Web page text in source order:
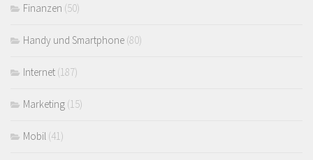
Finanzen (50)
Handy und Smartphone (80)
Internet (187)
Marketing (15)
Mobil (41)